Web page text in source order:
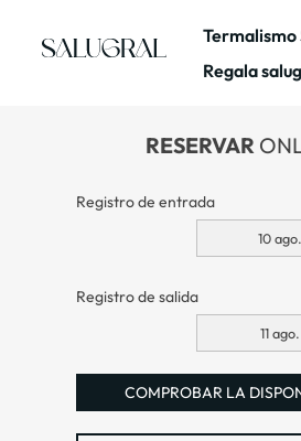
Termalismo
Regala
RESERVAR
Registro de entrada
10
Registro de salida
11
COMPROBAR LA